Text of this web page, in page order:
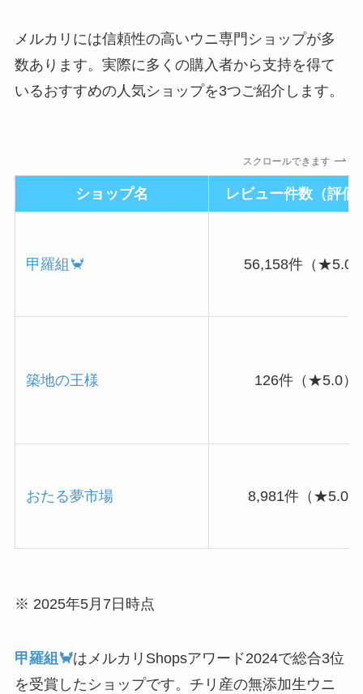
メルカリには信頼性の高いウニ専門ショップが多
数あります。実際に多くの購入者から支持を得て
いるおすすめの人気ショップを3つご紹介します。
スクロールできます
ショップ名 レビュー件数（評
甲羅組🦀 56,158件（★5.0
築地の王様 126件（★5.0）
おたる夢市場 8,981件（★5.0）
※ 2025年5月7日時点
甲羅組🦀はメルカリShopsアワード2024で総合3位
を受賞したショップです。チリ産の無添加生ウニ